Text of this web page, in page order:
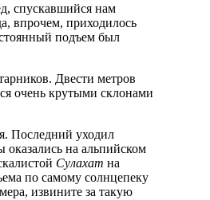
спускавшийся нам
впрочем, приходилось
подъем был
Двести метров
очень крутыми склонами
Последний уходил
оказались на альпийском
Сулахат на
по самому солнцепеку
извините за такую